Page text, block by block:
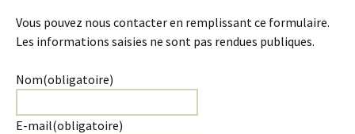
Vous pouvez nous contacter en remplissant ce formulaire.
Les informations saisies ne sont pas rendues publiques.
Nom(obligatoire)
E-mail(obligatoire)